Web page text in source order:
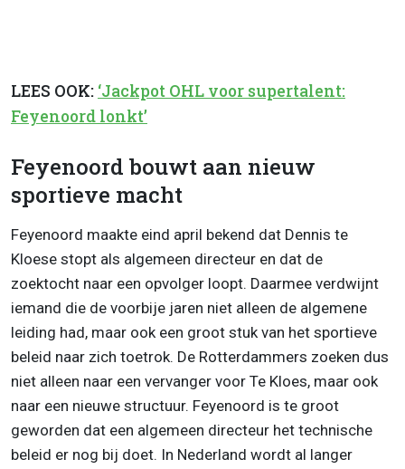
LEES OOK: ‘Jackpot OHL voor supertalent:
Feyenoord lonkt’
Feyenoord bouwt aan nieuw
sportieve macht
Feyenoord maakte eind april bekend dat Dennis te
Kloese stopt als algemeen directeur en dat de
zoektocht naar een opvolger loopt. Daarmee verdwijnt
iemand die de voorbije jaren niet alleen de algemene
leiding had, maar ook een groot stuk van het sportieve
beleid naar zich toetrok. De Rotterdammers zoeken dus
niet alleen naar een vervanger voor Te Kloes, maar ook
naar een nieuwe structuur. Feyenoord is te groot
geworden dat een algemeen directeur het technische
beleid er nog bij doet. In Nederland wordt al langer